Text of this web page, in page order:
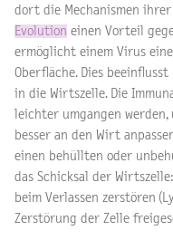
dort die Mechanismen
Evolution einen Vorteil
ermöglicht einem Virus
Oberfläche. Dies
in die Wirtszelle. Die
leichter umgangen
besser an den Wirt
einen behüllten oder
das Schicksal der
beim Verlassen zerstören
Zerstörung der Zelle